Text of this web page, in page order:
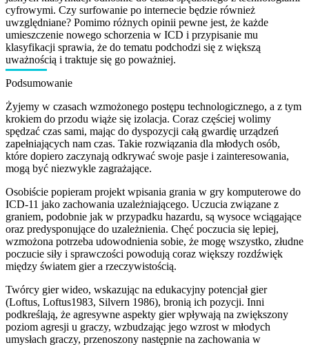
cyfrowymi. Czy surfowanie po internecie będzie również
uwzględniane? Pomimo różnych opinii pewne jest, że każde
umieszczenie nowego schorzenia w ICD i przypisanie mu
klasyfikacji sprawia, że do tematu podchodzi się z większą
uważnością i traktuje się go poważniej.
Podsumowanie
Żyjemy w czasach wzmożonego postępu technologicznego, a z tym
krokiem do przodu wiąże się izolacja. Coraz częściej wolimy
spędzać czas sami, mając do dyspozycji całą gwardię urządzeń
zapełniających nam czas. Takie rozwiązania dla młodych osób,
które dopiero zaczynają odkrywać swoje pasje i zainteresowania,
mogą być niezwykle zagrażające.
Osobiście popieram projekt wpisania grania w gry komputerowe do
ICD-11 jako zachowania uzależniającego. Uczucia związane z
graniem, podobnie jak w przypadku hazardu, są wysoce wciągające
oraz predysponujące do uzależnienia. Chęć poczucia się lepiej,
wzmożona potrzeba udowodnienia sobie, że mogę wszystko, złudne
poczucie siły i sprawczości powodują coraz większy rozdźwięk
między światem gier a rzeczywistością.
Twórcy gier wideo, wskazując na edukacyjny potencjał gier
(Loftus, Loftus1983, Silvern 1986), bronią ich pozycji. Inni
podkreślają, że agresywne aspekty gier wpływają na zwiększony
poziom agresji u graczy, wzbudzając jego wzrost w młodych
umysłach graczy, przenoszony następnie na zachowania w